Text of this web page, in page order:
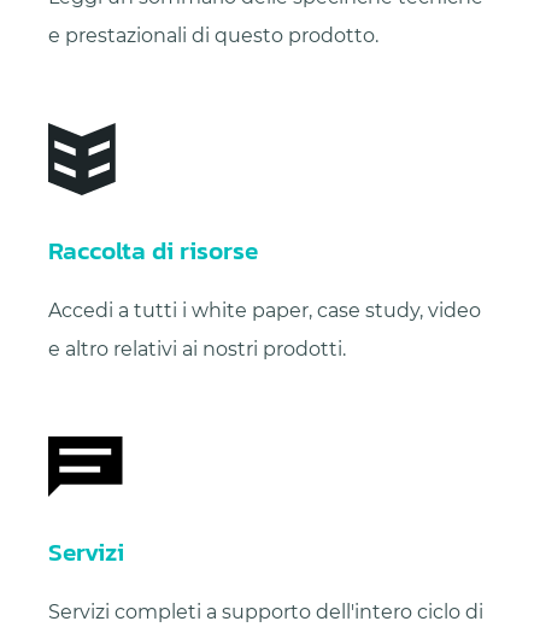
e prestazionali di questo prodotto.
Raccolta di risorse
Accedi a tutti i white paper, case study, video
e altro relativi ai nostri prodotti.
Servizi
Servizi completi a supporto dell'intero ciclo di